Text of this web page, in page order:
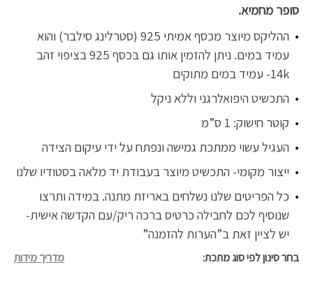
סופר מחמיא.
ההליקס מיוצר מכסף אמיתי 925 (סטרלינג סילבר) והוא
עמיד במים. ניתן להזמין אותו גם בכסף 925 בציפוי זהב
14k- עמיד במים מתוקים
התכשיט היפואלרגני וללא ניקל
קוטר חישוק: 1 ס”מ
העגיל עשוי ממתכת גמישה ונפתח על ידי עיקום הצידה
ייצור מקומי- התכשיט מיוצר בעבודת יד מלאה בסטודיו שלנו
כל הפריטים שלנו נשלחים באריזת מתנה. במידה ותרצו
שנוסיף לכם לחבילה כרטיס ברכה ריק/עם הקדשה אישית-
יש לציין זאת ב”הערות להזמנה”
בחר סינון לפי סוג מתכת מדריך מידות